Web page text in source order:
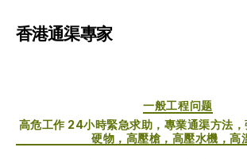
香港通渠專家
分
类
一般工程问题
高危工作 24小時緊急求助，專業通渠方法
硬物，高壓槍，高壓水機，高